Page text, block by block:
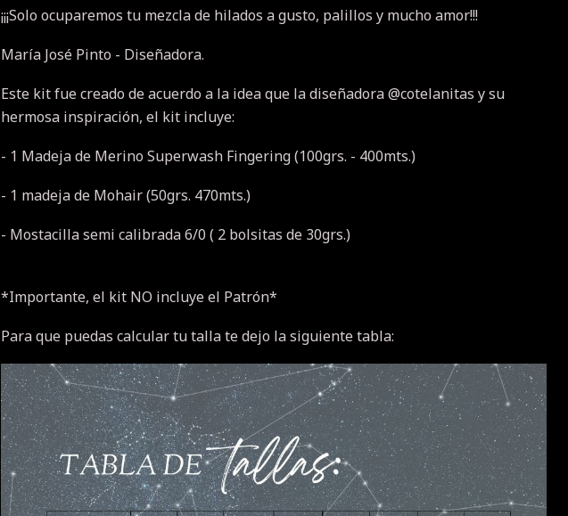
¡¡¡Solo ocuparemos tu mezcla de hilados a gusto, palillos y mucho amor!!!
María José Pinto - Diseñadora.
Este kit fue creado de acuerdo a la idea que la diseñadora @cotelanitas y su
hermosa inspiración, el kit incluye:
- 1 Madeja de Merino Superwash Fingering (100grs. - 400mts.)
- 1 madeja de Mohair (50grs. 470mts.)
- Mostacilla semi calibrada 6/0 ( 2 bolsitas de 30grs.)
*Importante, el kit NO incluye el Patrón*
Para que puedas calcular tu talla te dejo la siguiente tabla: